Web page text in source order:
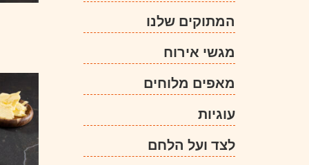
המתוקים שלנו
מגשי אירוח
מאפים מלוחים
עוגיות
לצד ועל הלחם